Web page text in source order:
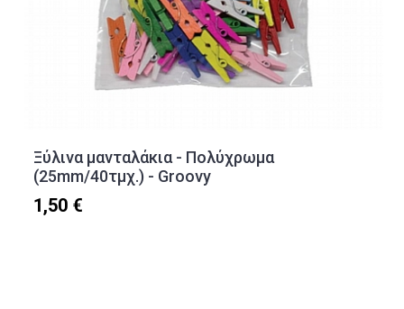
Ξύλινα μανταλάκια - Πολύχρωμα
(25mm/40τμχ.) - Groovy
1,50 €